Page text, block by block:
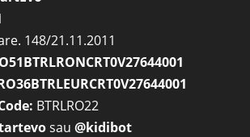
148/21.11.2011
BTRLRO22
sau @kidibot